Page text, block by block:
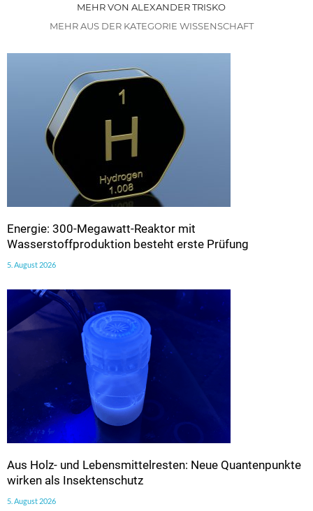
MEHR VON ALEXANDER TRISKO
MEHR AUS DER KATEGORIE WISSENSCHAFT
Energie: 300-Megawatt-Reaktor mit
Wasserstoffproduktion besteht erste Prüfung
5. August 2026
Aus Holz- und Lebensmittelresten: Neue Quantenpunkte
wirken als Insektenschutz
5. August 2026